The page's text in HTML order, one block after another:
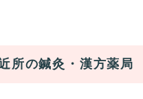
所の鍼灸・漢方薬局